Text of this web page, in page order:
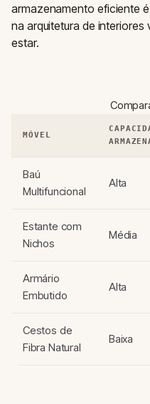
armazenamento eficiente
na arquitetura de
estar.
MÓVEL
Baú
Multifuncional
Alta
Estante com
Nichos
Média
Armário
Embutido
Alta
Cestos de
Fibra Natural
Baixa